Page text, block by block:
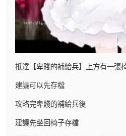
抵達【卑賤的補給兵】上方有一張
建議可以先存檔
攻略完卑賤的補給兵後
建議先坐回椅子存檔